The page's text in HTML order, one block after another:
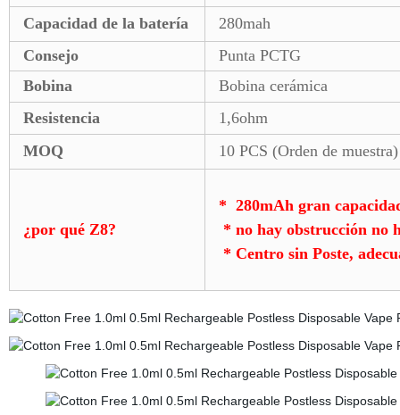
Capacidad de la batería
280mah
Consejo
Punta PCTG
Bobina
Bobina cerámica
Resistencia
1,6ohm
MOQ
10 PCS (Orden de muestra)
¿por qué Z8?
* 280mAh gran
* no hay obstrucción no
* Centro sin Poste,